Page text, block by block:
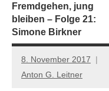
Fremdgehen, jung
bleiben – Folge 21:
Simone Birkner
8. November 2017
Anton G. Leitner